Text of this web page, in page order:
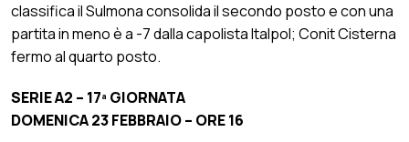
classifica il Sulmona consolida il secondo posto e con una
partita in meno è a -7 dalla capolista Italpol; Conit Cisterna
fermo al quarto posto.
SERIE A2 – 17ª GIORNATA
DOMENICA 23 FEBBRAIO – ORE 16